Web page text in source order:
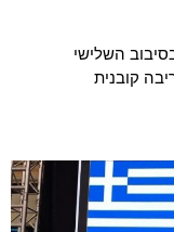
השלישי
קובנית